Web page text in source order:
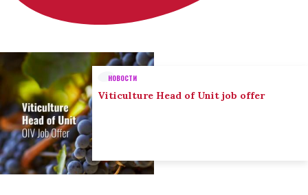
НОВОСТИ
Viticulture Head of Unit job offer